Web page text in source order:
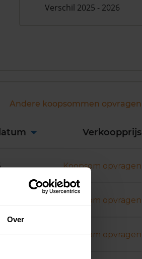
Over
Verschil 2025 - 2026
Andere koopsommen opvragen
Verkoopprijs
Koopsom opvragen
Koopsom opvragen
Koopsom opvragen